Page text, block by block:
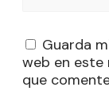
Guarda
web en este
que